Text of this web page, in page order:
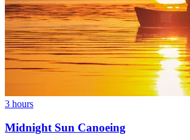
3 hours
Midnight Sun Canoeing